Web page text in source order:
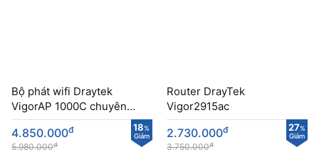
Bộ phát wifi Draytek
VigorAP 1000C chuyên
dụng cho doanh nghiệp 18%
Giảm
4.850.000đ
5.980.000đ
Router DrayTek
Vigor2915ac
27%
Giảm
2.730.000đ
3.750.000đ